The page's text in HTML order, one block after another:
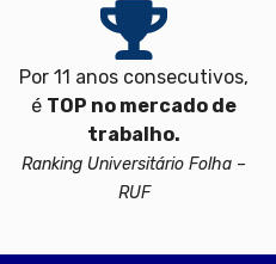
Por 11 anos consecutivos,
é TOP no mercado de
trabalho.
Ranking Universitário Folha –
RUF